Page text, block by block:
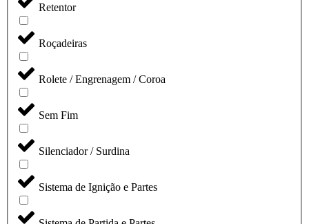
Retentor
Roçadeiras
Rolete / Engrenagem / Coroa
Sem Fim
Silenciador / Surdina
Sistema de Ignição e Partes